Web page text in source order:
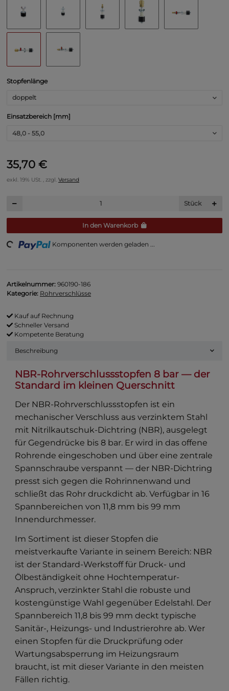
Stopfenlänge
doppelt
Einsatzbereich [mm]
48,0 - 55,0
35,70 €
exkl. 19% USt. , zzgl. Versand
Stück
In den Warenkorb
Komponenten werden geladen ...
Artikelnummer: 960190-186
Kategorie: Rohrverschlüsse
Kauf auf Rechnung
Schneller Versand
Kompetente Beratung
Beschreibung
NBR-Rohrverschlussstopfen 8 bar — der
Standard im kleinen Querschnitt
Der NBR-Rohrverschlussstopfen ist ein
mechanischer Verschluss aus verzinktem Stahl
mit Nitrilkautschuk-Dichtring (NBR), ausgelegt
für Gegendrücke bis 8 bar. Er wird in das offene
Rohrende eingeschoben und über eine zentrale
Spannschraube verspannt — der NBR-Dichtring
presst sich gegen die Rohrinnenwand und
schließt das Rohr druckdicht ab. Verfügbar in 16
Spannbereichen von 11,8 mm bis 99 mm
Innendurchmesser.
Im Sortiment ist dieser Stopfen die
meistverkaufte Variante in seinem Bereich: NBR
ist der Standard-Werkstoff für Druck- und
Ölbeständigkeit ohne Hochtemperatur-
Anspruch, verzinkter Stahl die robuste und
kostengünstige Wahl gegenüber Edelstahl. Der
Spannbereich 11,8 bis 99 mm deckt typische
Sanitär-, Heizungs- und Industrierohre ab. Wer
einen Stopfen für die Druckprüfung oder
Wartungsabsperrung im Heizungsraum
braucht, ist mit dieser Variante in den meisten
Fällen richtig.